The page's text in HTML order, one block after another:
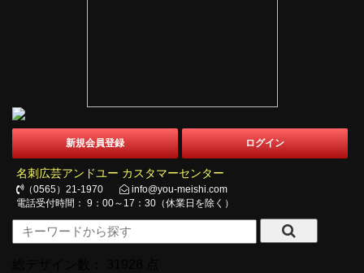
新規会員登録 ログイン
名刺広芸アンドユー カスタマーセンター
（0565）21-1970
info@you-meishi.com
電話受付時間： 9：00～17：30（休業日を除く）